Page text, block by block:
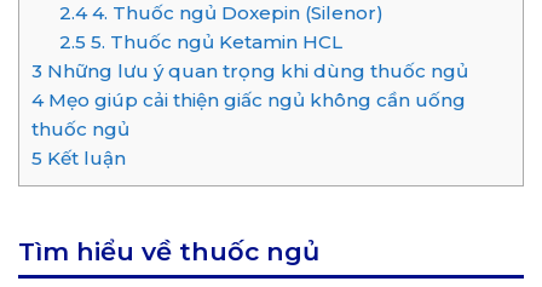
2.44. Thuốc ngủ Doxepin (Silenor)
2.5 5. Thuốc ngủ Ketamin HCL
3 Những lưu ý quan trọng khi dùng thuốc ngủ
4Mẹo giúp cải thiện giấc ngủ không cần uống
thuốc ngủ
5 Kết luận
Tìm hiểu về thuốc ngủ